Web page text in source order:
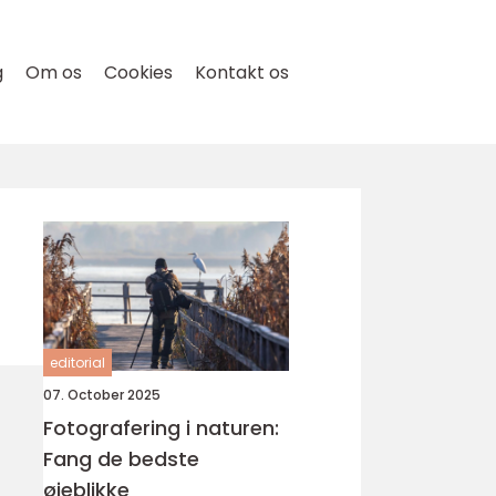
Om os Cookies Kontakt os
editorial
07. October 2025
Fotografering i naturen:
Fang de bedste
øjeblikke